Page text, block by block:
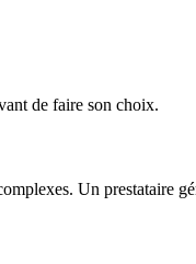
de faire son choix.
Un prestataire